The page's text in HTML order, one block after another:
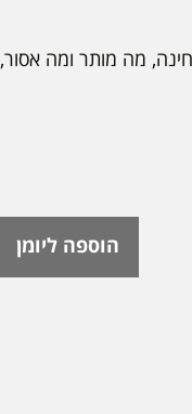
מה מותר ומה אסור,
הוספה ליומן